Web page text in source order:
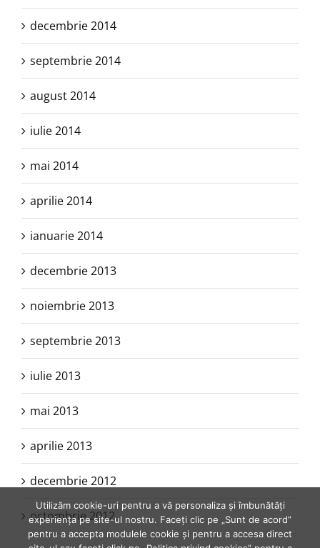
decembrie 2014
septembrie 2014
august 2014
iulie 2014
mai 2014
aprilie 2014
ianuarie 2014
decembrie 2013
noiembrie 2013
septembrie 2013
iulie 2013
mai 2013
aprilie 2013
decembrie 2012
octombrie 2012
Utilizăm cookie-uri pentru a vă personaliza și îmbunătăți
experiența pe site-ul nostru. Faceți clic pe „Sunt de acord”
pentru a accepta modulele cookie și pentru a accesa direct